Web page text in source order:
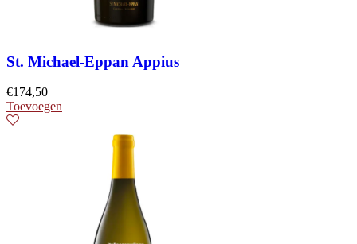
St. Michael-Eppan Appius
€174,50
Toevoegen